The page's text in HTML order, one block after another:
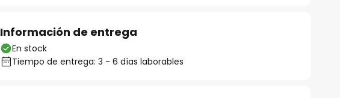
Información de entrega
En stock
Tiempo de entrega: 3 - 6 días laborables